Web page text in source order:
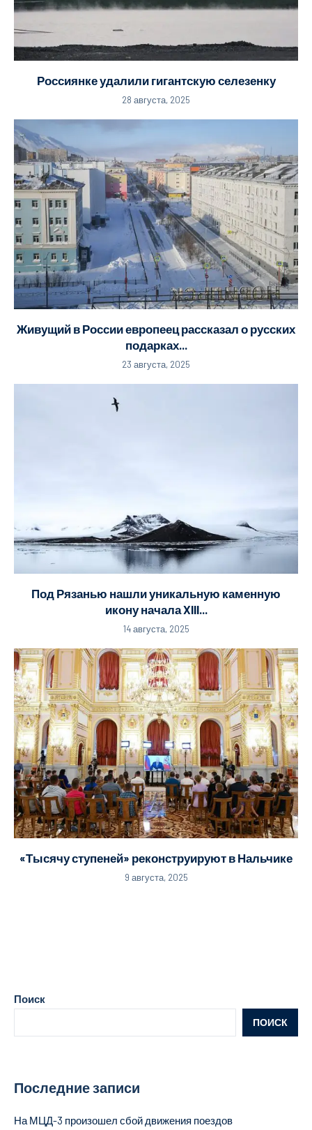
Россиянке удалили гигантскую селезенку
28 августа, 2025
Живущий в России европеец рассказал о русских
подарках...
23 августа, 2025
Под Рязанью нашли уникальную каменную
икону начала XIII...
14 августа, 2025
«Тысячу ступеней» реконструируют в Нальчике
9 августа, 2025
Поиск
ПОИСК
Последние записи
На МЦД-3 произошел сбой движения поездов